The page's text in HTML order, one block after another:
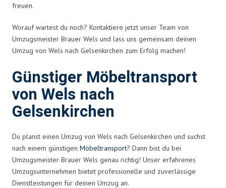
freuen.
Worauf wartest du noch? Kontaktiere jetzt unser Team von
Umzugsmeister Brauer Wels und lass uns gemeinsam deinen
Umzug von Wels nach Gelsenkirchen zum Erfolg machen!
Günstiger Möbeltransport
von Wels nach
Gelsenkirchen
Du planst einen Umzug von Wels nach Gelsenkirchen und suchst
nach einem günstigen Möbeltransport? Dann bist du bei
Umzugsmeister Brauer Wels genau richtig! Unser erfahrenes
Umzugsunternehmen bietet professionelle und zuverlässige
Dienstleistungen für deinen Umzug an.